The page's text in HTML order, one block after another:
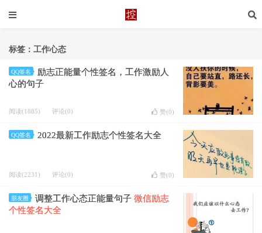
标签：工作心态
QQ签名
励志正能量个性签名，工作激励人
心的句子
阅读(1885) 评论(0) 赞(0)
QQ签名 2022最新工作励志个性签名大全
阅读(2231) 评论(0) 赞(0)
朋友圈 调整工作心态正能量句子 微信励志
个性签名大全